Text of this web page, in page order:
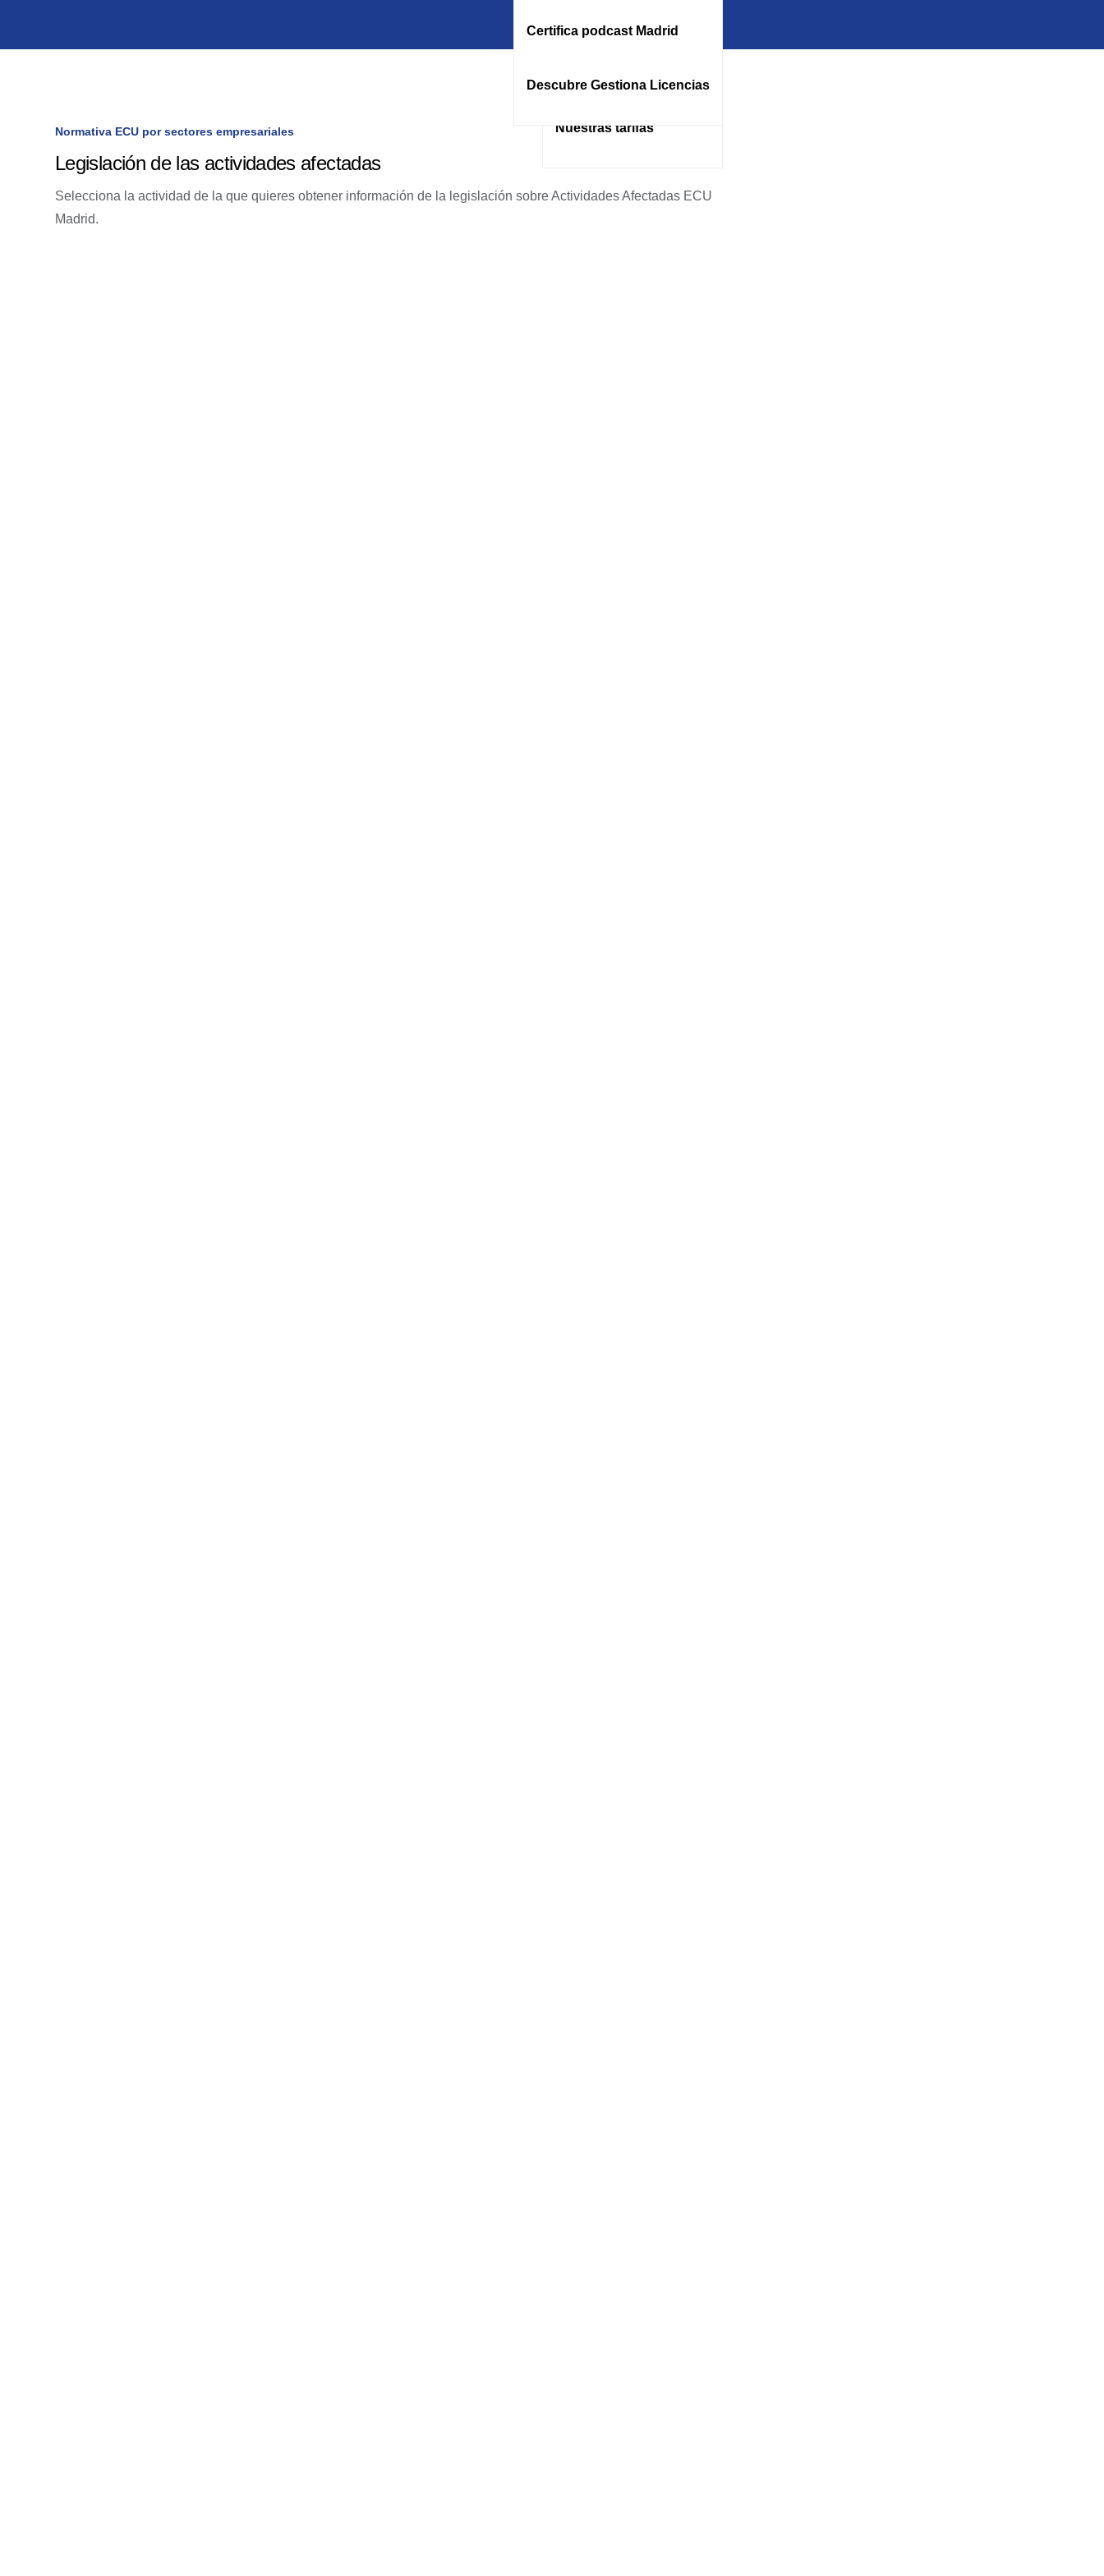
Nuestras tarifas
Certifica podcast Madrid
Descubre Gestiona Licencias
Normativa ECU por sectores empresariales
Legislación de las actividades afectadas
Selecciona la actividad de la que quieres obtener información de la legislación sobre Actividades Afectadas ECU
Madrid.